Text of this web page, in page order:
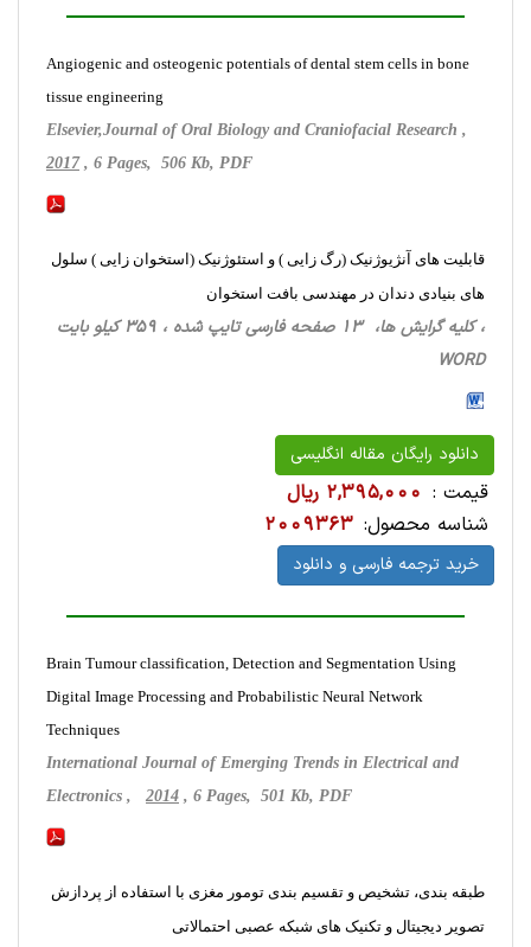
Angiogenic and osteogenic potentials of dental stem cells in bone
tissue engineering
Elsevier,Journal of Oral Biology and Craniofacial Research ,
2017, 6 Pages, 506 Kb, PDF
قابلیت های آنژیوژنیک (رگ زایی ) و استئوژنیک (استخوان زایی ) سلول
های بنیادی دندان در مهندسی بافت استخوان
، کلیه گرایش ها، 13 صفحه فارسی تایپ شده ، 359 کیلو بایت
WORD
دانلود رایگان مقاله انگلیسی
قیمت : 2,395,000 ریال
شناسه محصول: 2009363
خرید ترجمه فارسی و دانلود
Brain Tumour classification, Detection and Segmentation Using
Digital Image Processing and Probabilistic Neural Network
Techniques
International Journal of Emerging Trends in Electrical and
Electronics , 2014 , 6 Pages, 501 Kb, PDF
طبقه بندی، تشخیص و تقسیم بندی تومور مغزی با استفاده از پردازش
تصویر دیجیتال و تکنیک های شبکه عصبی احتمالاتی